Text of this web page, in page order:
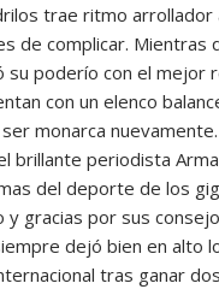
trae ritmo arrollador
de complicar. Mientras
poderío con el mejor
con un elenco
monarca
brillante periodista
del deporte de los
y gracias por sus
dejó bien en alto
tras ganar